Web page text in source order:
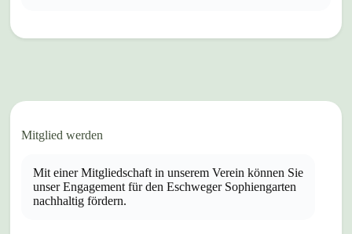
Mitglied werden
Mit einer Mitgliedschaft in unserem Verein können Sie
unser Engagement für den Eschweger Sophiengarten
nachhaltig fördern.